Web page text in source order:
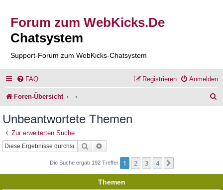
Forum zum WebKicks.De
Chatsystem
Support-Forum zum WebKicks-Chatsystem
FAQ Anmelden
Registrieren
Foren-Übersicht
Unbeantwortete Themen
Zur erweiterten Suche
Suche
Die Suche ergab 192 Treffer 1 2 3 4
Themen